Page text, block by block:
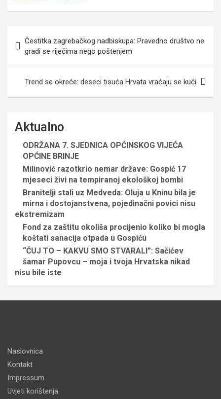
Navigacija
objava
Čestitka zagrebačkog nadbiskupa: Pravedno društvo ne
gradi se riječima nego poštenjem
Trend se okreće: deseci tisuća Hrvata vraćaju se kući
Aktualno
ODRŽANA 7. SJEDNICA OPĆINSKOG VIJEĆA
OPĆINE BRINJE
Milinović razotkrio nemar države: Gospić 17
mjeseci živi na tempiranoj ekološkoj bombi
Branitelji stali uz Medveda: Oluja u Kninu bila je
mirna i dostojanstvena, pojedinačni povici nisu
ekstremizam
Fond za zaštitu okoliša procijenio koliko bi mogla
koštati sanacija otpada u Gospiću
“ČUJ TO – KAKVU SMO STVARALI”: Sačićev
šamar Pupovcu – moja i tvoja Hrvatska nikad
nisu bile iste
Naslovnica
Kontakt
Impressum
Uvjeti korištenja